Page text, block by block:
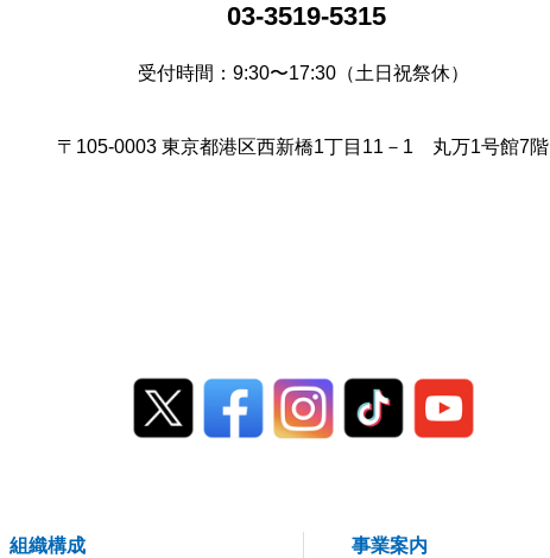
03-3519-5315
受付時間：9:30〜17:30（土日祝祭休）
〒105-0003 東京都港区西新橋1丁目11－1 丸万1号館7階
組織構成 事業案内